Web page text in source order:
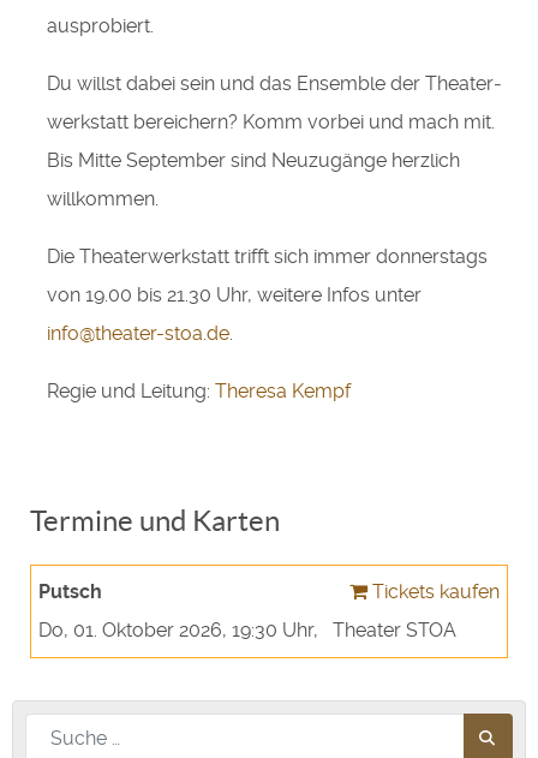
ausprobiert.
Du willst dabei sein und das Ensemble der Theater­
werkstatt bereichern? Komm vorbei und mach mit.
Bis Mitte September sind Neuzugänge herzlich
willkommen.
Die Theaterwerkstatt trifft sich immer donnerstags
von 19.00 bis 21.30 Uhr, weitere Infos unter
info@theater-stoa.de.
Regie und Leitung: Theresa Kempf
Termine und Karten
Putsch
Tickets kaufen
Do, 01. Oktober 2026, 19:30 Uhr,Theater STOA
Nach diesem Begriff suchen